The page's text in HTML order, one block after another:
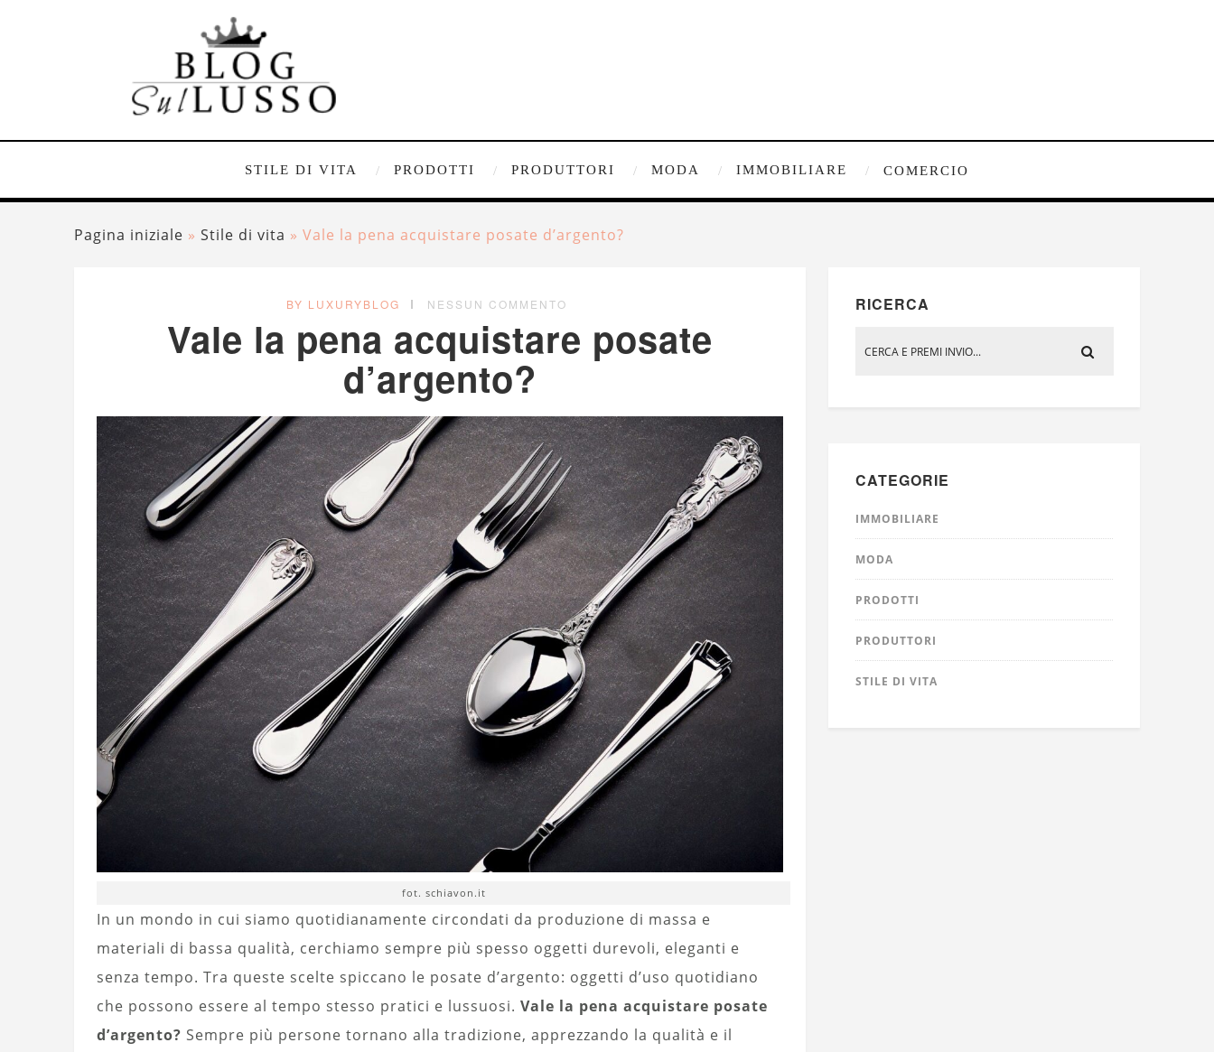
STILE DI VITA PRODOTTI PRODUTTORI MODA IMMOBILIARE COMERCIO
Pagina iniziale » Stile di vita » Vale la pena acquistare posate d’argento?
BY LUXURYBLOG NESSUN COMMENTO
Vale la pena acquistare posate
d’argento?
fot. schiavon.it
In un mondo in cui siamo quotidianamente circondati da produzione di massa e
materiali di bassa qualità, cerchiamo sempre più spesso oggetti durevoli, eleganti e
senza tempo. Tra queste scelte spiccano le posate d’argento: oggetti d’uso quotidiano
che possono essere al tempo stesso pratici e lussuosi. Vale la pena acquistare posate
d’argento? Sempre più persone tornano alla tradizione, apprezzando la qualità e il
RICERCA
CATEGORIE
IMMOBILIARE
MODA
PRODOTTI
PRODUTTORI
STILE DI VITA